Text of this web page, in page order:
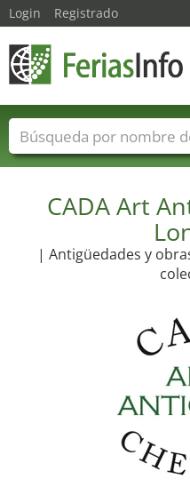
CADA Art
| Antigüedades y
Login Registrado
Nombres de ferias
Sectores de proveedor